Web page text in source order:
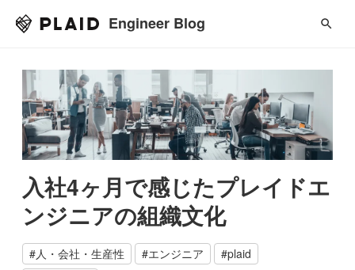
Engineer Blog
入社4ヶ月で感じたプレイドエ
ンジニアの組織文化
#人・会社・生産性 #エンジニア #plaid